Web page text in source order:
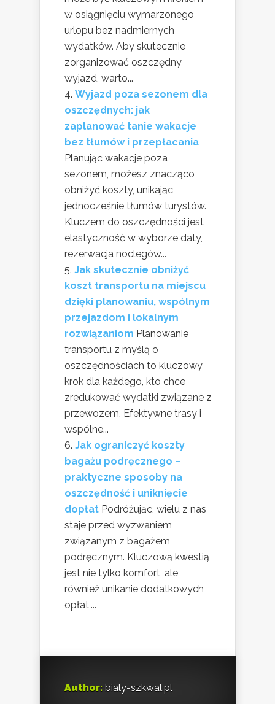
w osiągnięciu wymarzonego
urlopu bez nadmiernych
wydatków. Aby skutecznie
zorganizować oszczędny
wyjazd, warto...
Wyjazd poza sezonem dla
oszczędnych: jak
zaplanować tanie wakacje
bez tłumów i przepłacania
Planując wakacje poza
sezonem, możesz znacząco
obniżyć koszty, unikając
jednocześnie tłumów turystów.
Kluczem do oszczędności jest
elastyczność w wyborze daty,
rezerwacja noclegów...
Jak skutecznie obniżyć
koszt transportu na miejscu
dzięki planowaniu, wspólnym
przejazdom i lokalnym
rozwiązaniom Planowanie
transportu z myślą o
oszczędnościach to kluczowy
krok dla każdego, kto chce
zredukować wydatki związane z
przewozem. Efektywne trasy i
wspólne...
Jak ograniczyć koszty
bagażu podręcznego –
praktyczne sposoby na
oszczędność i uniknięcie
dopłat Podróżując, wielu z nas
staje przed wyzwaniem
związanym z bagażem
podręcznym. Kluczową kwestią
jest nie tylko komfort, ale
również unikanie dodatkowych
opłat,...
Author: bialy-szkwal.pl